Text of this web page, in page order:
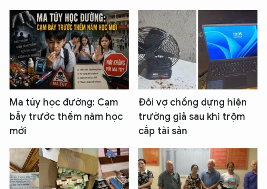
Ma túy học đường: Cạm
bẫy trước thềm năm học
mới
Đôi vợ chồng dựng hiện
trường giả sau khi trộm
cắp tài sản